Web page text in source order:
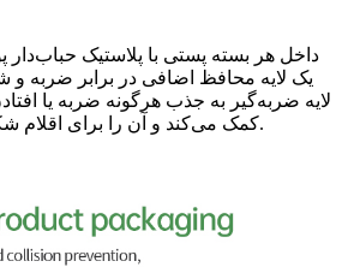
داخل هر بسته پستی با پلاستیک
یک لایه محافظ اضافی در برابر ضربه و
لایه ضربه‌گیر به جذب هرگونه ضربه یا
کمک می‌کند و آن را برای اقلام شکننده ایده‌آل می‌سازد.